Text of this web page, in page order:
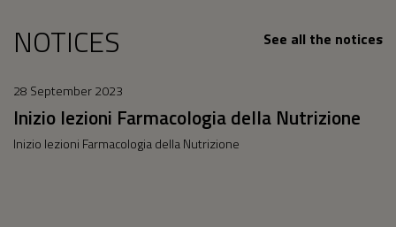
NOTICES See all the notices
28 September 2023
Inizio lezioni Farmacologia della Nutrizione
Inizio lezioni Farmacologia della Nutrizione